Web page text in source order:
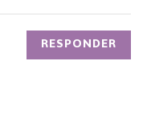
RESPONDER